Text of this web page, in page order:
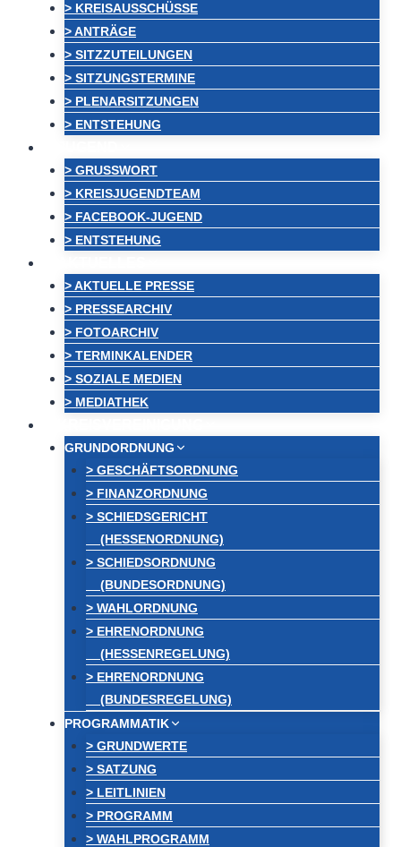
> KREISAUSSCHÜSSE
> ANTRÄGE
> SITZZUTEILUNGEN
> SITZUNGSTERMINE
> PLENARSITZUNGEN
> ENTSTEHUNG
> GRUSSWORT
> KREISJUGENDTEAM
> FACEBOOK-JUGEND
> ENTSTEHUNG
> AKTUELLE PRESSE
> PRESSEARCHIV
> FOTOARCHIV
> TERMINKALENDER
> SOZIALE MEDIEN
> MEDIATHEK
GRUNDORDNUNG
> GESCHÄFTSORDNUNG
> FINANZORDNUNG
> SCHIEDSGERICHT
(HESSENORDNUNG)
> SCHIEDSORDNUNG
(BUNDESORDNUNG)
> WAHLORDNUNG
> EHRENORDNUNG
(HESSENREGELUNG)
> EHRENORDNUNG
(BUNDESREGELUNG)
PROGRAMMATIK
> GRUNDWERTE
> SATZUNG
> LEITLINIEN
> PROGRAMM
> WAHLPROGRAMM